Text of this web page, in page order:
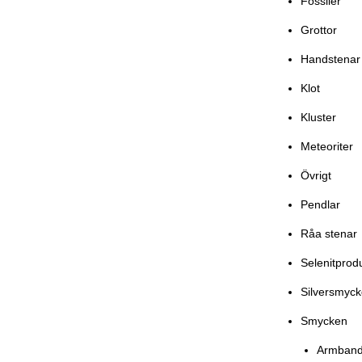
Grottor
Handstenar
Klot
Kluster
Meteoriter
Övrigt
Pendlar
Råa stenar
Smycken
Armband